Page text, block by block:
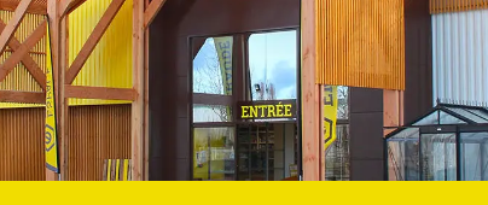
eau et
bleu
Filtres de rechange pour
fontaine à eau x2